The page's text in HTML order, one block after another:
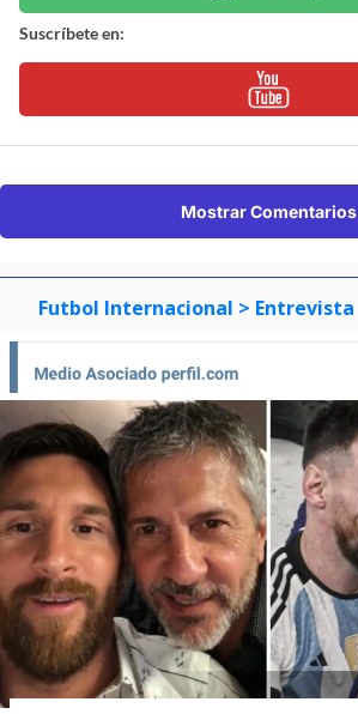
Suscríbete en:
Mostrar Comentarios
Futbol Internacional > Entrevista